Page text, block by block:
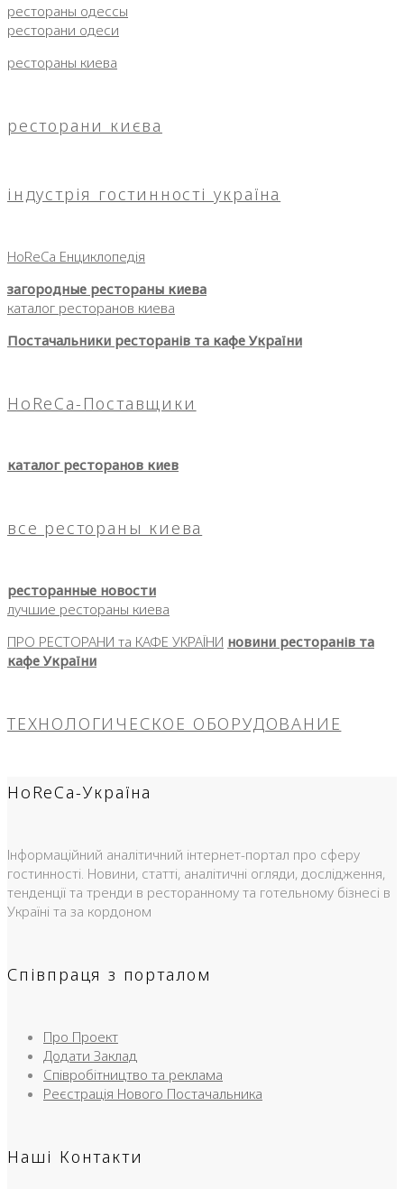
рестораны одессы
ресторани одеси
рестораны киева
ресторани києва
індустрія гостинності україна
HoReCa Енциклопедія
загородные рестораны киева
каталог ресторанов киева
Постачальники ресторанів та кафе України
HoReCa-Поставщики
каталог ресторанов киев
все рестораны киева
ресторанные новости
лучшие рестораны киева
ПРО РЕСТОРАНИ та КАФЕ УКРАЇНИ новини ресторанів та
кафе України
ТЕХНОЛОГИЧЕСКОЕ ОБОРУДОВАНИЕ
HoReCa-Україна
Інформаційний аналітичний інтернет-портал про сферу
гостинності. Новини, статті, аналітичні огляди, дослідження,
тенденції та тренди в ресторанному та готельному бізнесі в
Україні та за кордоном
Співпраця з порталом
Про Проект
Додати Заклад
Співробітництво та реклама
Реєстрація Нового Постачальника
Наші Контакти